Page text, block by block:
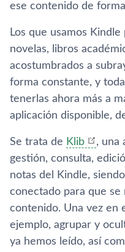
ese contenido de
Los que usamos
novelas, libros
acostumbrados a
forma constante, y
tenerlas ahora más a
aplicación disponible,
Se trata de Klib
, una
gestión, consulta,
notas del Kindle,
conectado para que se
contenido. Una vez en
ejemplo, agrupar y
ya hemos leí­do, así­